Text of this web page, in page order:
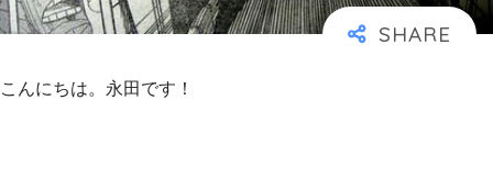
こんにちは。永田です！